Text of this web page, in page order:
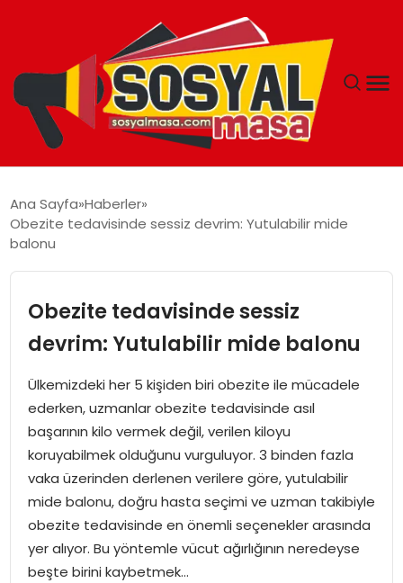
EKONOMI
EĞITIM
SPOR
GÜNDEM
MAGAZIN
Ana Sayfa Haberler
Obezite tedavisinde sessiz devrim: Yutulabilir mide
balonu
Obezite tedavisinde sessiz
devrim: Yutulabilir mide balonu
Ülkemizdeki her 5 kişiden biri obezite ile mücadele
ederken, uzmanlar obezite tedavisinde asıl
başarının kilo vermek değil, verilen kiloyu
koruyabilmek olduğunu vurguluyor. 3 binden fazla
vaka üzerinden derlenen verilere göre, yutulabilir
mide balonu, doğru hasta seçimi ve uzman takibiyle
obezite tedavisinde en önemli seçenekler arasında
yer alıyor. Bu yöntemle vücut ağırlığının neredeyse
beşte birini kaybetmek…